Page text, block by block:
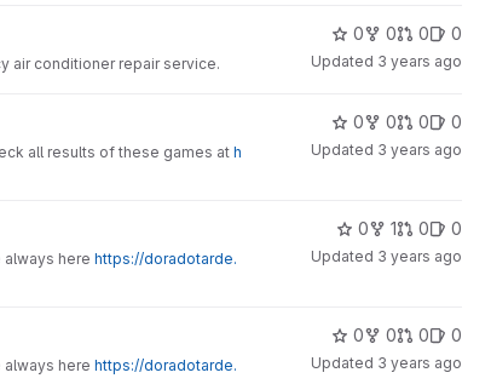
air conditioner repair service.
0 0 0 0
Updated 3 years ago
all results of these games at h
0 0 0 0
Updated 3 years ago
always here https://doradotarde.
0 1 0 0
Updated 3 years ago
always here https://doradotarde.
0 0 0 0
Updated 3 years ago